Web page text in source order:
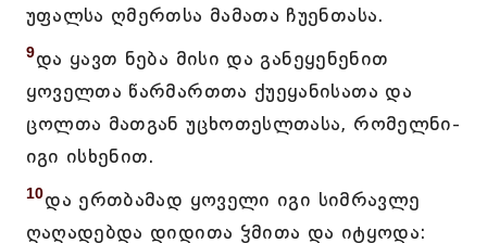
უფალსა ღმერთსა მამათა ჩუენთასა.
9და ყავთ ნება მისი და განეყენენით
ყოველთა წარმართთა ქუეყანისათა და
ცოლთა მათგან უცხოთესლთასა, რომელნი-
იგი ისხენით.
10და ერთბამად ყოველი იგი სიმრავლე
ღაღადებდა დიდითა ჴმითა და იტყოდა: